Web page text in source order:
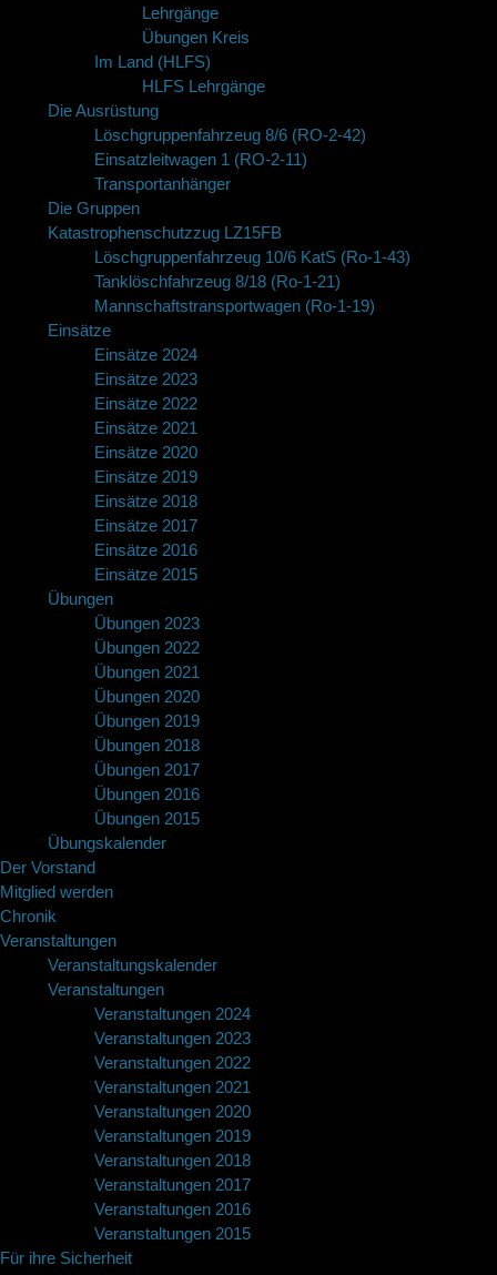
Lehrgänge
Übungen Kreis
Im Land (HLFS)
HLFS Lehrgänge
Die Ausrüstung
Löschgruppenfahrzeug 8/6 (RO-2-42)
Einsatzleitwagen 1 (RO-2-11)
Transportanhänger
Die Gruppen
Katastrophenschutzzug LZ15FB
Löschgruppenfahrzeug 10/6 KatS (Ro-1-43)
Tanklöschfahrzeug 8/18 (Ro-1-21)
Mannschaftstransportwagen (Ro-1-19)
Einsätze
Einsätze 2024
Einsätze 2023
Einsätze 2022
Einsätze 2021
Einsätze 2020
Einsätze 2019
Einsätze 2018
Einsätze 2017
Einsätze 2016
Einsätze 2015
Übungen
Übungen 2023
Übungen 2022
Übungen 2021
Übungen 2020
Übungen 2019
Übungen 2018
Übungen 2017
Übungen 2016
Übungen 2015
Übungskalender
Der Vorstand
Mitglied werden
Chronik
Veranstaltungen
Veranstaltungskalender
Veranstaltungen
Veranstaltungen 2024
Veranstaltungen 2023
Veranstaltungen 2022
Veranstaltungen 2021
Veranstaltungen 2020
Veranstaltungen 2019
Veranstaltungen 2018
Veranstaltungen 2017
Veranstaltungen 2016
Veranstaltungen 2015
Für ihre Sicherheit